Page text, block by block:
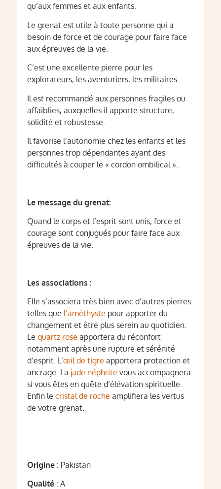
qu’aux femmes et aux enfants.
Le grenat est utile à toute personne qui a
besoin de force et de courage pour faire face
aux épreuves de la vie.
C’est une excellente pierre pour les
explorateurs, les aventuriers, les militaires.
Il est recommandé aux personnes fragiles ou
affaiblies, auxquelles il apporte structure,
solidité et robustesse.
Il favorise l’autonomie chez les enfants et les
personnes trop dépendantes ayant des
difficultés à couper le « cordon ombilical ».
Le message du grenat:
Quand le corps et l’esprit sont unis, force et
courage sont conjugués pour faire face aux
épreuves de la vie.
Les associations :
Elle s’associera très bien avec d’autres pierres
telles que l’améthyste pour apporter du
changement et être plus serein au quotidien.
Le quartz rose apportera du réconfort
notamment après une rupture et sérénité
d’esprit. L’œil de tigre apportera protection et
ancrage. La jade néphrite vous accompagnera
si vous êtes en quête d’élévation spirituelle.
Enfin le cristal de roche amplifiera les vertus
de votre grenat.
Origine : Pakistan
Qualité : A